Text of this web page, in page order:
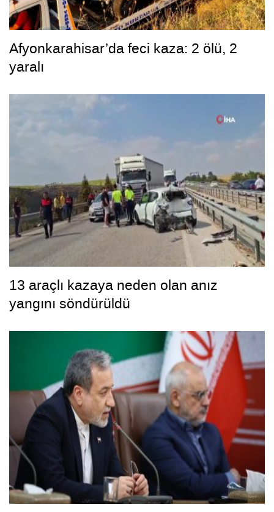
Afyonkarahisar’da feci kaza: 2 ölü, 2
yaralı
13 araçlı kazaya neden olan anız
yangını söndürüldü